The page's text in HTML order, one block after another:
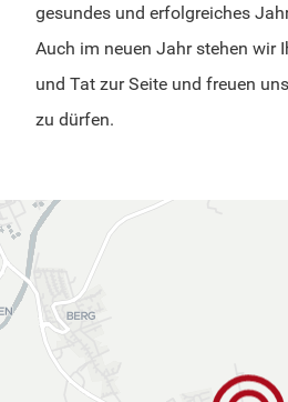
gesundes und erfolgreiches
Auch im neuen Jahr stehen wir
und Tat zur Seite und freuen
zu dürfen.